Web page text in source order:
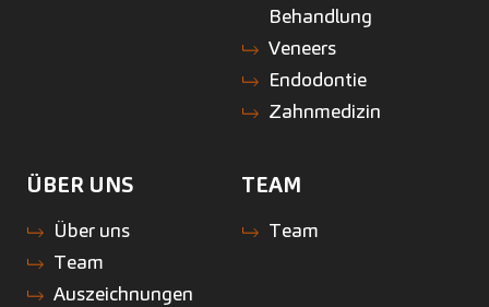
Behandlung
Veneers
Endodontie
Zahnmedizin
ÜBER UNS
Über uns
Team
Auszeichnungen
TEAM
Team